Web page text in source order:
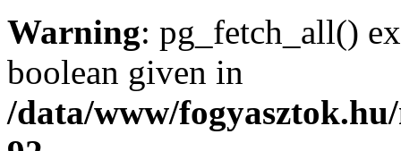
Warning: pg_fetch_all()
boolean given in
/data/www/